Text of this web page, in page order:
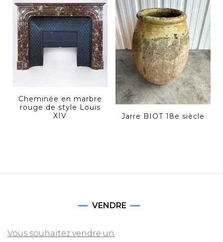
Cheminée en marbre
rouge de style Louis
XIV
Jarre BIOT 18e siècle
VENDRE
Vous souhaitez vendre un